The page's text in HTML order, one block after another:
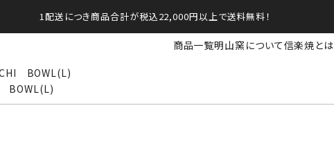
1配送につき商品合計が税込22,000円以上で送料無料！
商品一覧明山窯について信楽焼とは
BOWL(L)
BOWL(L)